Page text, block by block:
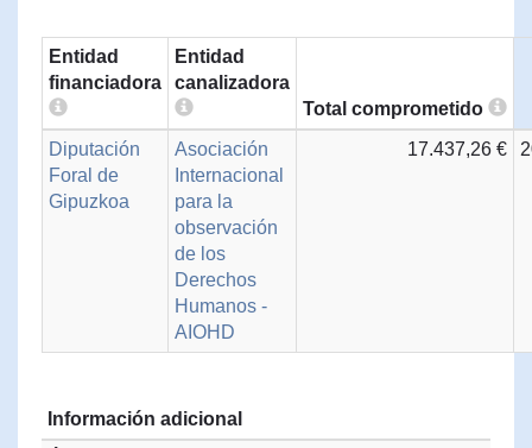
Entidad
financiadora
Entidad
canalizadora
Total comprometido
Diputación
Foral de
Gipuzkoa
Asociación
Internacional
para la
observación
de los
Derechos
Humanos -
AIOHD
17.437,26 €
Información adicional